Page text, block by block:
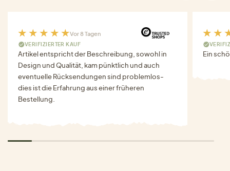
Vor 8 Tagen
VERIFIZIERTER KAUF
Artikel entspricht der Beschreibung, sowohl in
Design und Qualität, kam pünktlich und auch
eventuelle Rücksendungen sind problemlos-
dies ist die Erfahrung aus einer früheren
Bestellung.
Ein